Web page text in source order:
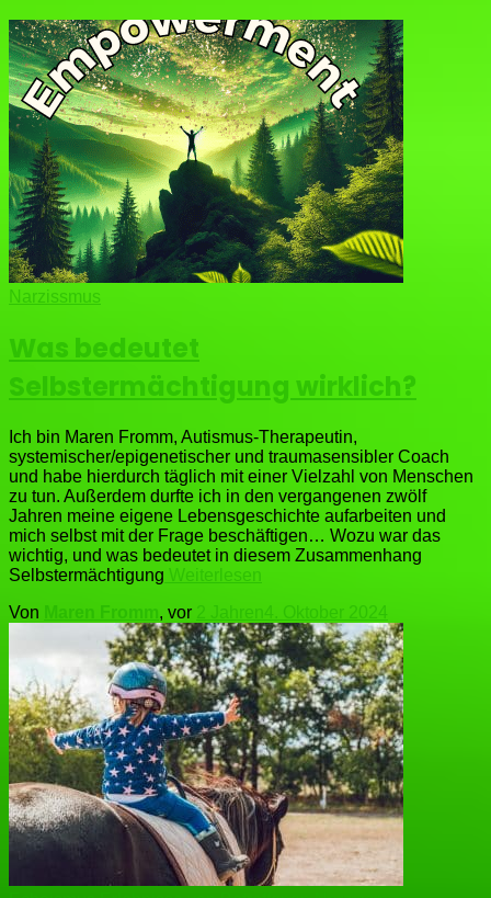
Narzissmus
Was bedeutet
Selbstermächtigung wirklich?
Ich bin Maren Fromm, Autismus-Therapeutin,
systemischer/epigenetischer und traumasensibler Coach
und habe hierdurch täglich mit einer Vielzahl von Menschen
zu tun. Außerdem durfte ich in den vergangenen zwölf
Jahren meine eigene Lebensgeschichte aufarbeiten und
mich selbst mit der Frage beschäftigen… Wozu war das
wichtig, und was bedeutet in diesem Zusammenhang
Selbstermächtigung Weiterlesen
Von
, vor 4. Oktober 2024